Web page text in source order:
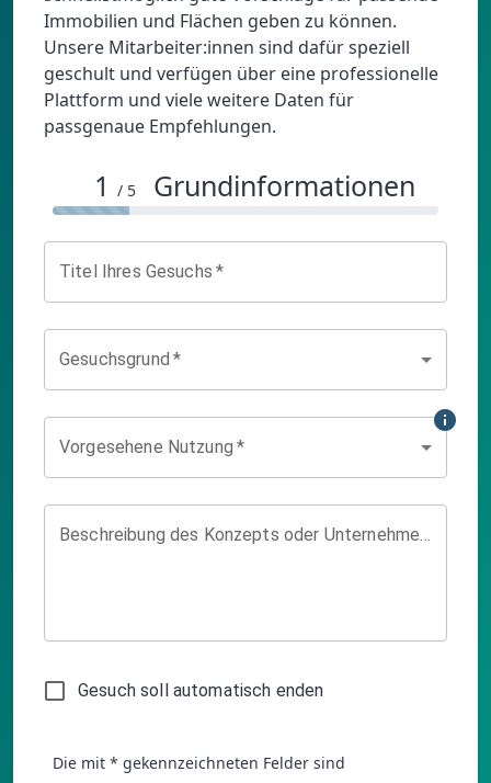
Immobilien und Flächen geben zu können.
Unsere Mitarbeiter:innen sind dafür speziell
geschult und verfügen über eine professionelle
Plattform und viele weitere Daten für
1 / 5 Grundinformationen
Titel Ihres Gesuchs *
Gesuchsgrund *
Vorgesehene Nutzung *
info
Beschreibung des Konzepts oder Unternehmens
Gesuch soll automatisch enden
Die mit * gekennzeichneten Felder sind